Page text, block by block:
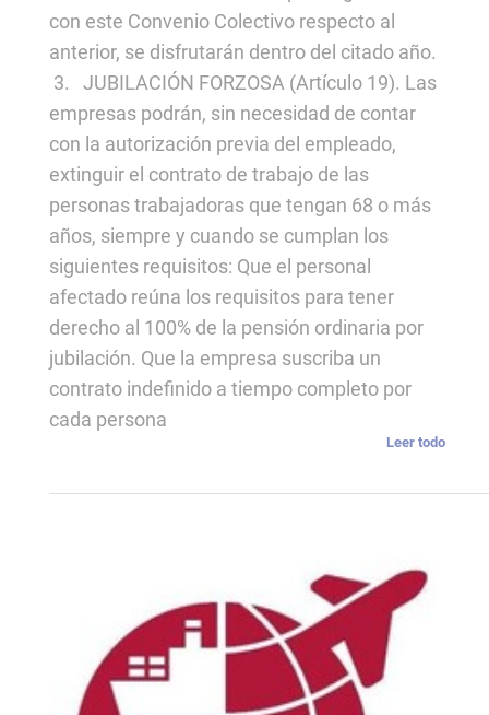
con este Convenio Colectivo respecto al
anterior, se disfrutarán dentro del citado año.
3. JUBILACIÓN FORZOSA (Artículo 19). Las
empresas podrán, sin necesidad de contar
con la autorización previa del empleado,
extinguir el contrato de trabajo de las
personas trabajadoras que tengan 68 o más
años, siempre y cuando se cumplan los
siguientes requisitos: Que el personal
afectado reúna los requisitos para tener
derecho al 100% de la pensión ordinaria por
jubilación. Que la empresa suscriba un
contrato indefinido a tiempo completo por
cada persona
Leer todo